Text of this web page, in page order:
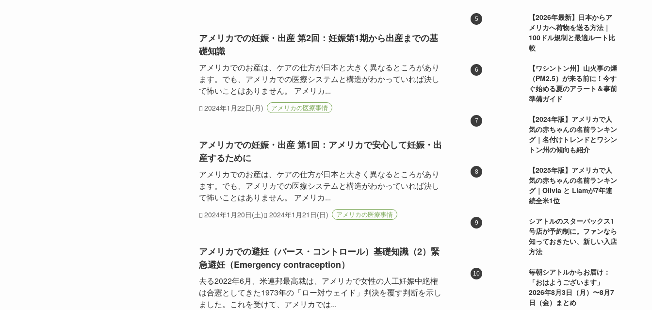
アメリカでの妊娠・出産 第2回：妊娠第1期から出産までの基
礎知識
アメリカでのお産は、ケアの仕方が日本と大きく異なるところがあり
ます。でも、アメリカでの医療システムと構造がわかっていれば決し
て怖いことはありません。 アメリカ...
2024年1月22日(月) アメリカの医療事情
アメリカでの妊娠・出産 第1回：アメリカで安心して妊娠・出
産するために
アメリカでのお産は、ケアの仕方が日本と大きく異なるところがあり
ます。でも、アメリカでの医療システムと構造がわかっていれば決し
て怖いことはありません。 アメリカ...
2024年1月20日(土) 2024年1月21日(日) アメリカの医療事情
アメリカでの避妊（バース・コントロール）基礎知識（2）緊
急避妊（Emergency contraception）
去る2022年6月、米連邦最高裁は、アメリカで女性の人工妊娠中絶権
は合憲としてきた1973年の「ロー対ウェイド」判決を覆す判断を示し
ました。これを受けて、アメリカでは...
【2026年最新】日本からア
メリカへ荷物を送る方法｜
100ドル規制と最適ルート比
較
【ワシントン州】山火事の煙
（PM2.5）が来る前に！今す
ぐ始める夏のアラート＆事前
準備ガイド
【2024年版】アメリカで人
気の赤ちゃんの名前ランキン
グ｜名付けトレンドとワシン
トン州の傾向も紹介
【2025年版】アメリカで人
気の赤ちゃんの名前ランキン
グ｜Olivia と Liamが7年連
続全米1位
シアトルのスターバックス1
号店が予約制に。ファンなら
知っておきたい、新しい入店
方法
毎朝シアトルからお届け：
「おはようございます」
2026年8月3日（月）〜8月7
日（金）まとめ